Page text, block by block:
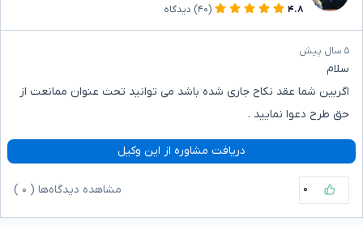
۴.۸ (۴۰) دیدگاه
۵ سال پیش
سلام
اگربین شما عقد نکاح جاری شده باشد می توانید تحت عنوان ممانعت از
حق طرح دعوا نمایید .
دریافت مشاوره از این وکیل
۰ مشاهده دیدگاه‌ها ( ۰